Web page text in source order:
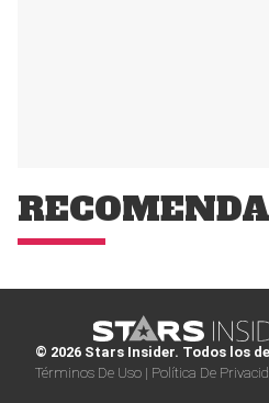
© 2026 Stars Insider. Todos los
Términos De Uso | Política De